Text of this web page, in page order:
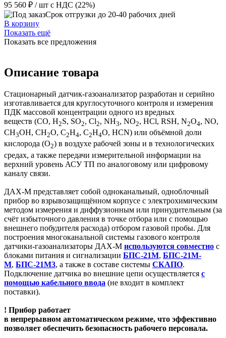
95 560 ₽ / шт с НДС (22%)
Срок отгрузки до 20-40 рабочих дней
В корзину
Показать ещё
Показать все предложения
Описание товара
Стационарный датчик-газоанализатор разработан и серийно
изготавливается для круглосуточного контроля и измерения
ПДК массовой концентрации одного из вредных
веществ (CO, H2S, SO2, Cl2, NH3, NO2, HCl, RSH, N2O4, NO,
СН3ОН, СН2О, С2Н4, С2Н4О, HСN) или объёмной доли
кислорода (O2) в воздухе рабочей зоны и в технологических
средах, а также передачи измерительной информации на
верхний уровень АСУ ТП по аналоговому или цифровому
каналу связи.
ДАХ-М представляет собой одноканальный, одноблочный
прибор во взрывозащищённом корпусе с электрохимическим
методом измерения и диффузионным или принудительным (за
счёт избыточного давления в точке отбора или с помощью
внешнего побудителя расхода) отбором газовой пробы. Для
построения многоканальной системы газового контроля
датчики-газоанализаторы ДАХ-М используются совместно с
блоками питания и сигнализации БПС-21М, БПС-21М-
М, БПС-21М3, а также в составе системы СКАПО.
Подключение датчика во внешние цепи осуществляется с
помощью кабельного ввода (не входит в комплект
поставки).
! Прибор работает
в непрерывном автоматическом режиме, что эффективно
позволяет обеспечить безопасность рабочего персонала.